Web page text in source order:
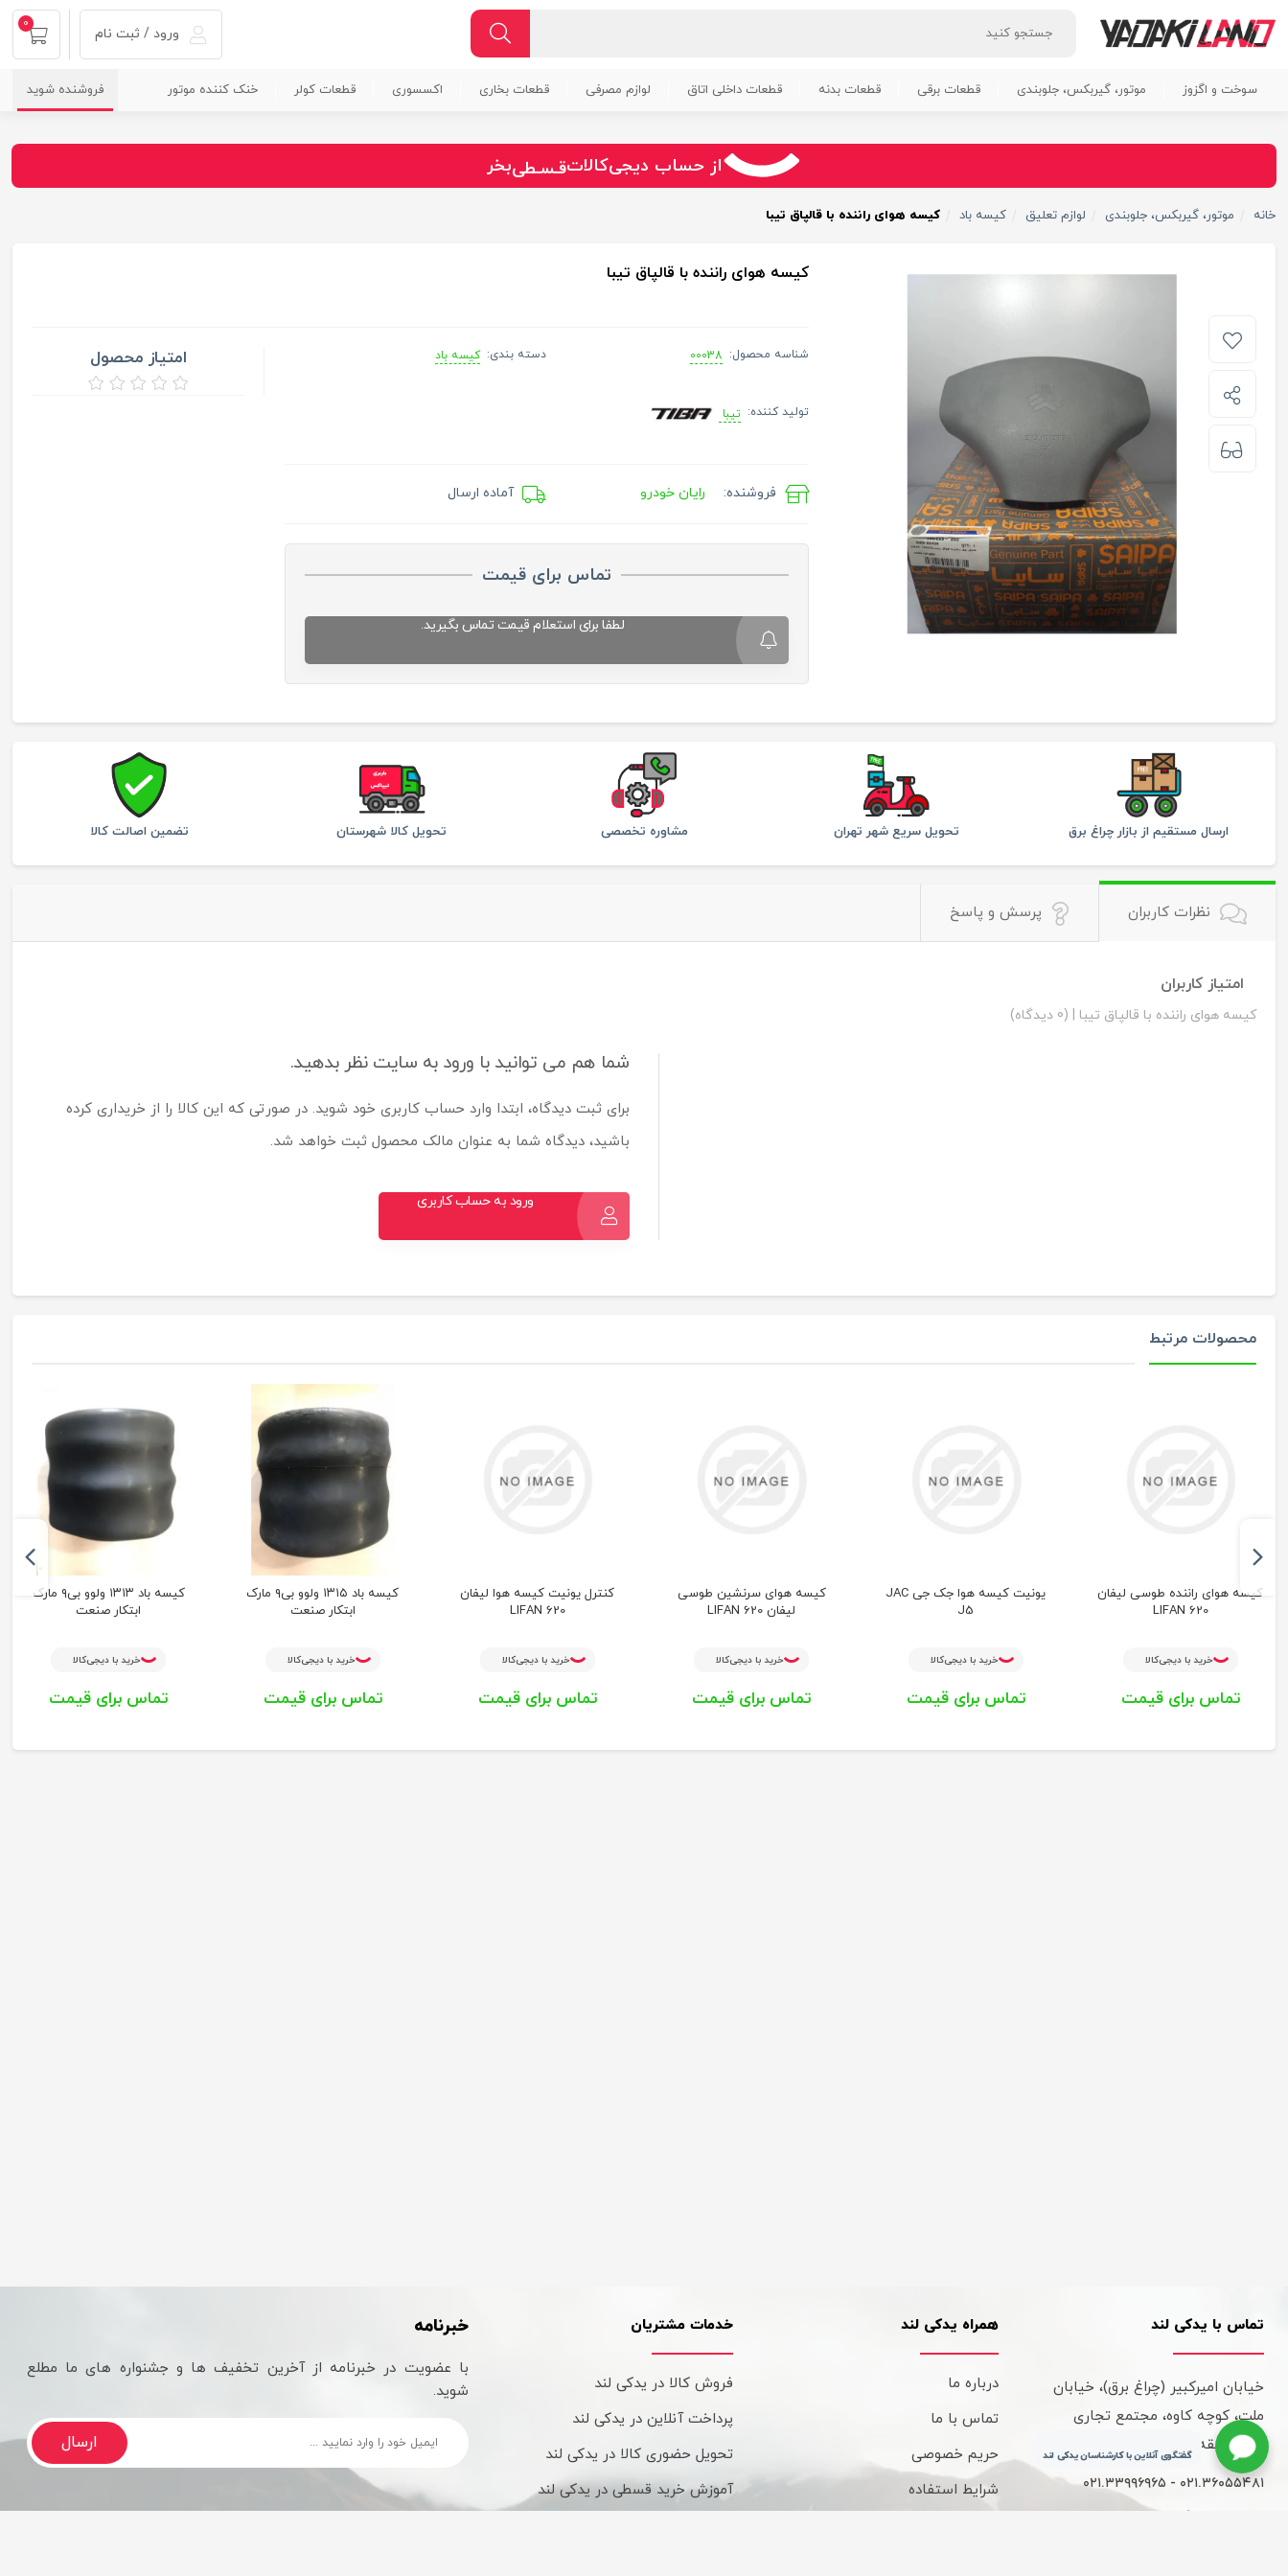
ورود / ثبت نام
0
سوخت و اگزوز موتور، گیربکس، جلوبندی قطعات برقی قطعات بدنه قطعات داخلی اتاق لوازم مصرفی قطعات بخاری اکسسوری قطعات کولر خنک کننده موتور فروشنده شوید
از حساب دیجی‌کالات
امـــــن
قـسـطیبخر
خانه موتور، گیربکس، جلوبندی لوازم تعلیق کیسه باد کیسه هوای راننده با قالپاق تیبا
کیسه هوای راننده با قالپاق تیبا
شناسه محصول: 00038 دسته بندی: کیسه باد
تولید کننده: تیبا
فروشنده: رایان خودرو آماده ارسال
تماس برای قیمت
لطفا برای استعلام قیمت تماس بگیرید.
امتیاز محصول
ارسال مستقیم از بازار چراغ برق تحویل سریع شهر تهران مشاوره تخصصی تحویل کالا شهرستان تضمین اصالت کالا
نظرات کاربران پرسش و پاسخ
امتیاز کاربران
کیسه هوای راننده با قالپاق تیبا | (0 دیدگاه)
شما هم می توانید با ورود به سایت نظر بدهید.
برای ثبت دیدگاه، ابتدا وارد حساب کاربری خود شوید. در صورتی که این کالا را از خریداری کرده
باشید، دیدگاه شما به عنوان مالک محصول ثبت خواهد شد.
ورود به حساب کاربری
محصولات مرتبط
کیسه هوای راننده طوسی لیفان
LIFAN 620
خرید با دیجی‌کالا
تماس برای قیمت
یونیت كیسه هوا جک جی JAC
J5
خرید با دیجی‌کالا
تماس برای قیمت
کیسه هوای سرنشین طوسی
لیفان LIFAN 620
خرید با دیجی‌کالا
تماس برای قیمت
کنترل یونیت کیسه هوا لیفان
LIFAN 620
خرید با دیجی‌کالا
تماس برای قیمت
کیسه باد ۱۳۱۵ ولوو بی۹ مارک
ابتکار صنعت
خرید با دیجی‌کالا
تماس برای قیمت
کیسه باد ۱۳۱۳ ولوو بی۹ مارک
ابتکار صنعت
خرید با دیجی‌کالا
تماس برای قیمت
تماس با یدکی لند
خیابان امیرکبیر (چراغ برق)، خیابان
ملت، کوچه کاوه، مجتمع تجاری
کاوه، طبقه سوم، واحد 315
۰۲۱.۳۳۹۹۶۹۶۵ - ۰۲۱.۳۶۰۵۵۴۸۱
ساعات کاری : 9 الی 18
همراه یدکی لند
درباره ما
تماس با ما
حریم خصوصی
شرایط استفاده
خدمات مشتریان
فروش کالا در یدکی لند
پرداخت آنلاین در یدکی لند
تحویل حضوری کالا در یدکی لند
آموزش خرید قسطی در یدکی لند
خبرنامه
با عضویت در خبرنامه از آخرین تخفیف ها و جشنواره های ما مطلع
شوید.
ارسال
گفتگوی آنلاین با کارشناسان یدکی لند